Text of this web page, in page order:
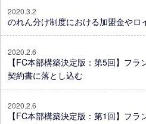
2020.3.2
のれん分け制度における加盟金やロ
2020.2.6
【FC本部構築決定版：第5回】フ
契約書に落とし込む
2020.2.6
【FC本部構築決定版：第1回】フ